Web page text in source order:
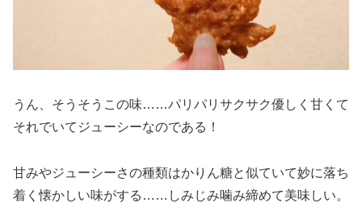
うん、そうそうこの味……パリパリサクサク優しく甘くて
それでいてジューシーなのである！
甘みやジューシーさの種類はかりん糖と似ていて妙に落ち
着く懐かしい味がする……しみじみ噛み締めて美味しい。